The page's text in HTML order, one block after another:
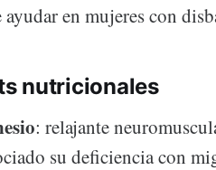
ayudar en mujeres con
nutricionales
: relajante
su deficiencia con